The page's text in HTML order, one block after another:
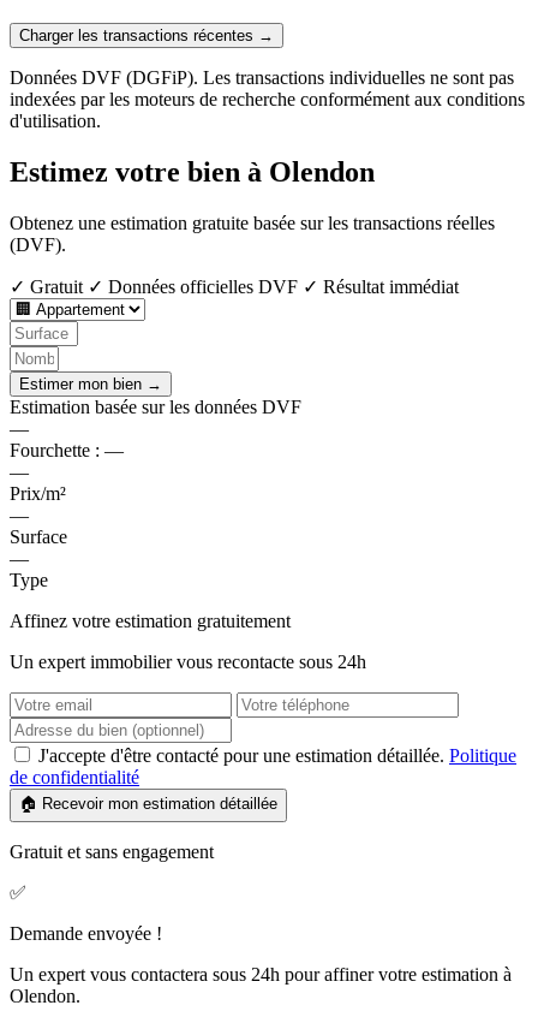
Charger les transactions récentes →
Données DVF (DGFiP). Les transactions individuelles ne sont pas
indexées par les moteurs de recherche conformément aux conditions
d'utilisation.
Estimez votre bien à Olendon
Obtenez une estimation gratuite basée sur les transactions réelles
(DVF).
✓ Gratuit ✓ Données officielles DVF ✓ Résultat immédiat
Estimer mon bien →
Estimation basée sur les données DVF
—
Fourchette : —
—
Prix/m²
—
Surface
—
Type
Affinez votre estimation gratuitement
Un expert immobilier vous recontacte sous 24h
J'accepte d'être contacté pour une estimation détaillée. Politique
de confidentialité
🏠 Recevoir mon estimation détaillée
Gratuit et sans engagement
✅
Demande envoyée !
Un expert vous contactera sous 24h pour affiner votre estimation à
Olendon.